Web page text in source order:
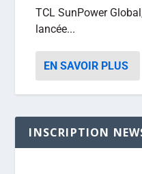
TCL SunPower
lancée...
EN SAVOIR PLUS
INSCRIPTION